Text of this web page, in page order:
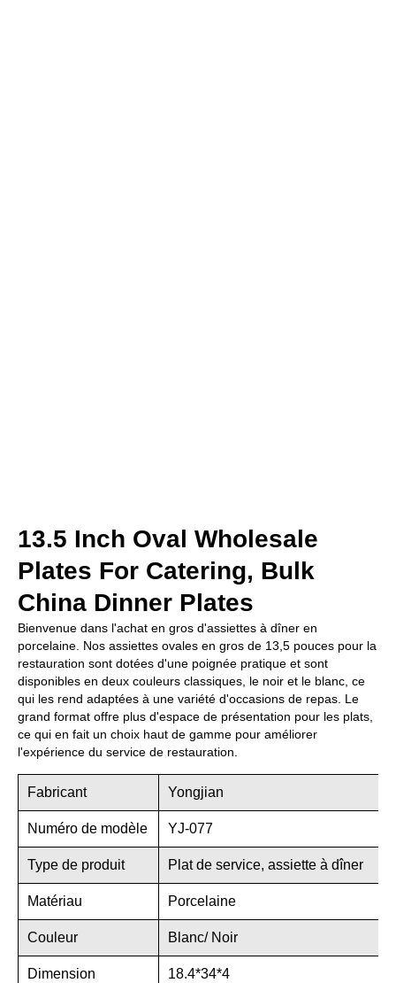
13.5 Inch Oval Wholesale
Plates For Catering, Bulk
China Dinner Plates
Bienvenue dans l'achat en gros d'assiettes à dîner en
porcelaine. Nos assiettes ovales en gros de 13,5 pouces pour la
restauration sont dotées d'une poignée pratique et sont
disponibles en deux couleurs classiques, le noir et le blanc, ce
qui les rend adaptées à une variété d'occasions de repas. Le
grand format offre plus d'espace de présentation pour les plats,
ce qui en fait un choix haut de gamme pour améliorer
l'expérience du service de restauration.
Fabricant Yongjian
Numéro de modèle YJ-077
Type de produit Plat de service, assiette à dîner
Matériau Porcelaine
Couleur Blanc/ Noir
Dimension 18.4*34*4